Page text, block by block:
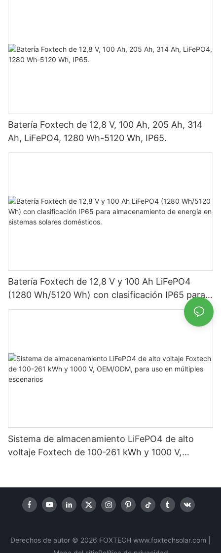
Batería Foxtech de 12,8 V, 100 Ah, 205 Ah, 314
Ah, LiFePO4, 1280 Wh-5120 Wh, IP65.
Batería Foxtech de 12,8 V y 100 Ah LiFePO4
(1280 Wh/5120 Wh) con clasificación IP65 para
almacenamiento de energía en sistemas solares
Sistema de almacenamiento LiFePO4 de alto
voltaje Foxtech de 100-261 kWh y 1000 V,
Derechos de autor © 2026 FOXTECH www.foxtechsolar.com